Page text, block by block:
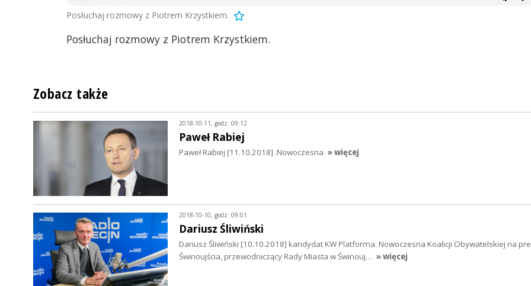
Posłuchaj rozmowy z Piotrem Krzystkiem.
Posłuchaj rozmowy z Piotrem Krzystkiem.
Zobacz także
2018-10-11, godz. 09:12
Paweł Rabiej
Paweł Rabiej [11.10.2018] .Nowoczesna » więcej
2018-10-10, godz. 09:01
Dariusz Śliwiński
Dariusz Śliwiński [10.10.2018] kandydat KW Platforma. Nowoczesna Koalicji Obywatelskiej na
Świnoujścia, przewodniczący Rady Miasta w Świnouj… » więcej